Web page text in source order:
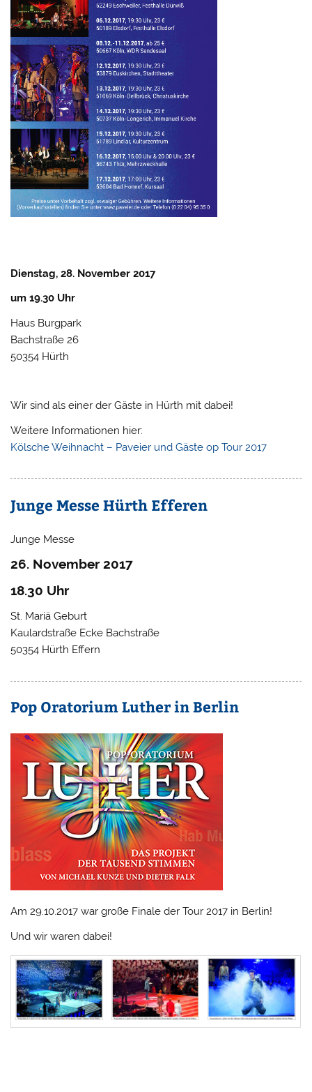
Dienstag, 28. November 2017
um 19.30 Uhr
Haus Burgpark
Bachstraße 26
50354 Hürth
Wir sind als einer der Gäste in Hürth mit dabei!
Weitere Informationen hier:
Kölsche Weihnacht – Paveier und Gäste op Tour 2017
Junge Messe Hürth Efferen
Junge Messe
26. November 2017
18.30 Uhr
St. Mariä Geburt
Kaulardstraße Ecke Bachstraße
50354 Hürth Effern
Pop Oratorium Luther in Berlin
Am 29.10.2017 war große Finale der Tour 2017 in Berlin!
Und wir waren dabei!